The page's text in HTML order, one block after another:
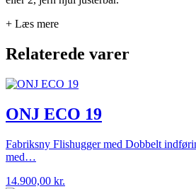
+ Læs mere
Relaterede varer
ONJ ECO 19
Fabriksny Flishugger med Dobbelt
med…
14.900,00 kr.